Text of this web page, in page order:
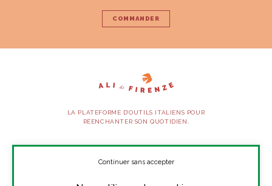
COMMANDER
LA PLATEFORME D’OUTILS ITALIENS POUR
RÉENCHANTER SON QUOTIDIEN.
SUIVEZ-NOUS
Continuer sans accepter